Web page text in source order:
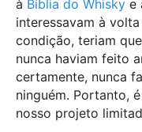
à Bíblia do Whisky e
interessavam à
condição, teriam
nunca haviam feito
certamente, nunca
ninguém. Portanto,
nosso projeto